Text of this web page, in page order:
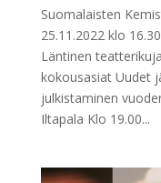
Suomalaisten
25.11.2022 klo
Läntinen
kokousasiat Uudet
julkistaminen
Iltapala Klo 19.00...